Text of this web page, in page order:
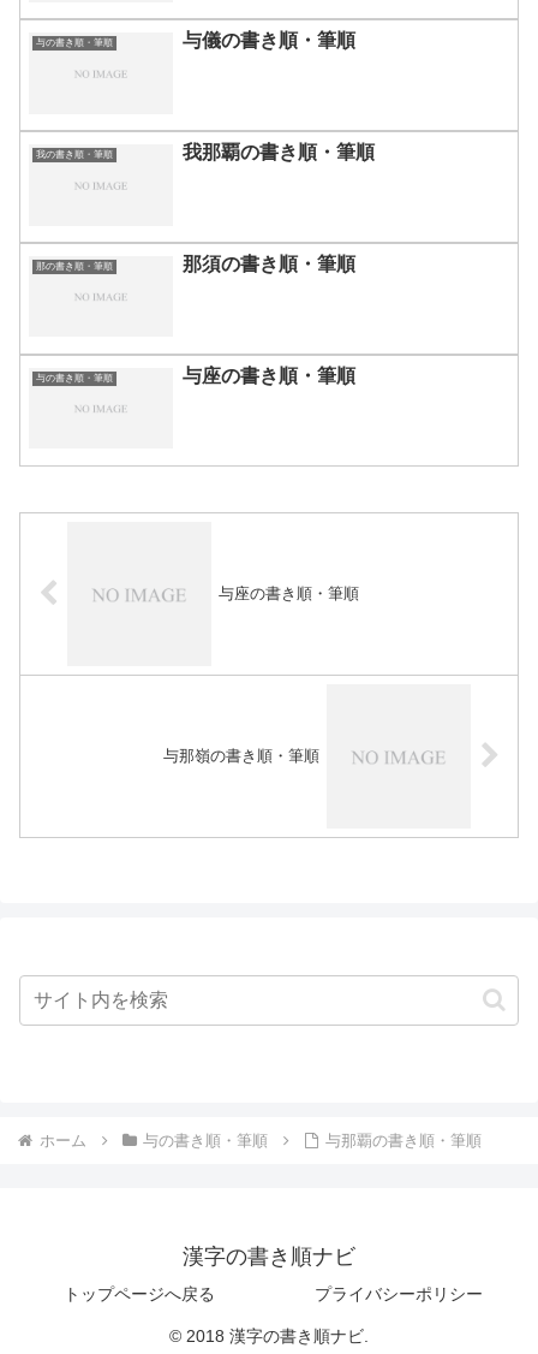
与の書き順・筆順 与儀の書き順・筆順
我の書き順・筆順 我那覇の書き順・筆順
那の書き順・筆順 那須の書き順・筆順
与の書き順・筆順 与座の書き順・筆順
与座の書き順・筆順
与那嶺の書き順・筆順
ホーム 与の書き順・筆順 与那覇の書き順・筆順
漢字の書き順ナビ
トップページへ戻る プライバシーポリシー
© 2018 漢字の書き順ナビ.